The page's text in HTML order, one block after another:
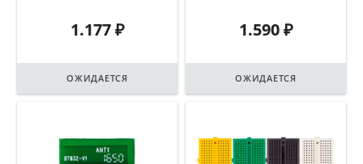
1.177₽
ОЖИДАЕТСЯ
1.590₽
ОЖИДАЕТСЯ